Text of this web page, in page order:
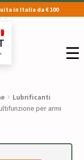
in Italia da € 100
Lubrificanti
per armi